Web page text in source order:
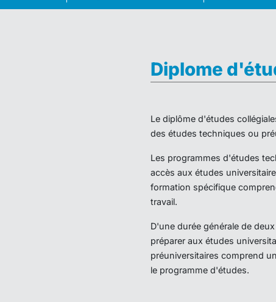
Diplome
Le diplôme d'études
des études techniques ou
Les programmes d'études
accès aux études
formation spécifique
travail.
D'une durée générale de
préparer aux études
préuniversitaires comprend
le programme d'études.